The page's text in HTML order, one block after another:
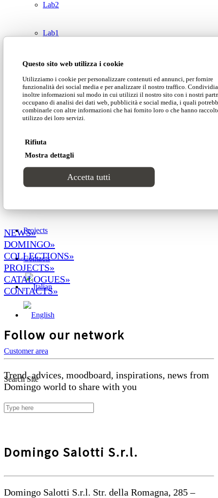
Questo sito web utilizza i cookie
Utilizziamo i cookie per personalizzare contenuti ed annunci, per fornire
funzionalità dei social media e per analizzare il nostro traffico.
inoltre informazioni sul modo in cui utilizzi il nostro sito con i nostri
occupano di analisi dei dati web, pubblicità e social media, i quali
combinarle con altre informazioni che hai fornito loro o che hanno
utilizzo dei loro servizi.
Rifiuta
Mostra dettagli
Accetta tutti
Lab2
Lab1
Catalogues
Styles
Modern
Luxury
Projects
Contacts
Customer area
Search Site
You might also like
NEWS»
DOMINGO»
COLLECTIONS»
PROJECTS»
CATALOGUES»
CONTACTS»
Follow our network
Trend, advices, moodboard, inspirations, news from
Domingo world to share with you
Domingo Salotti S.r.l.
Domingo Salotti S.r.l. Str. della Romagna, 285 –